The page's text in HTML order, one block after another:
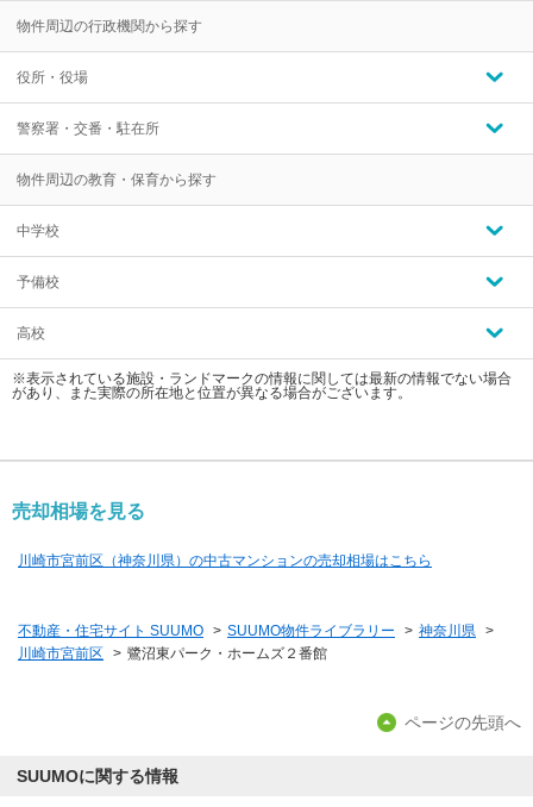
物件周辺の行政機関から探す
役所・役場
警察署・交番・駐在所
物件周辺の教育・保育から探す
中学校
予備校
高校
※表示されている施設・ランドマークの情報に関しては最新の情報でない場合
があり、また実際の所在地と位置が異なる場合がございます。
売却相場を見る
川崎市宮前区（神奈川県）の中古マンションの売却相場はこちら
不動産・住宅サイト SUUMO > SUUMO物件ライブラリー > 神奈川県 >
川崎市宮前区
> 鷺沼東パーク・ホームズ２番館
ページの先頭へ
SUUMOに関する情報